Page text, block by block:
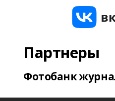
Партнеры
Фотобанк